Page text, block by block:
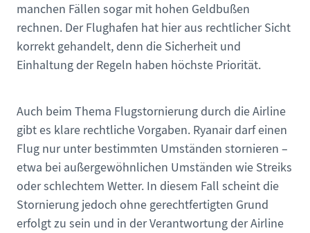
manchen Fällen sogar mit hohen Geldbußen
rechnen. Der Flughafen hat hier aus rechtlicher Sicht
korrekt gehandelt, denn die Sicherheit und
Einhaltung der Regeln haben höchste Priorität.
Auch beim Thema Flugstornierung durch die Airline
gibt es klare rechtliche Vorgaben. Ryanair darf einen
Flug nur unter bestimmten Umständen stornieren –
etwa bei außergewöhnlichen Umständen wie Streiks
oder schlechtem Wetter. In diesem Fall scheint die
Stornierung jedoch ohne gerechtfertigten Grund
erfolgt zu sein und in der Verantwortung der Airline